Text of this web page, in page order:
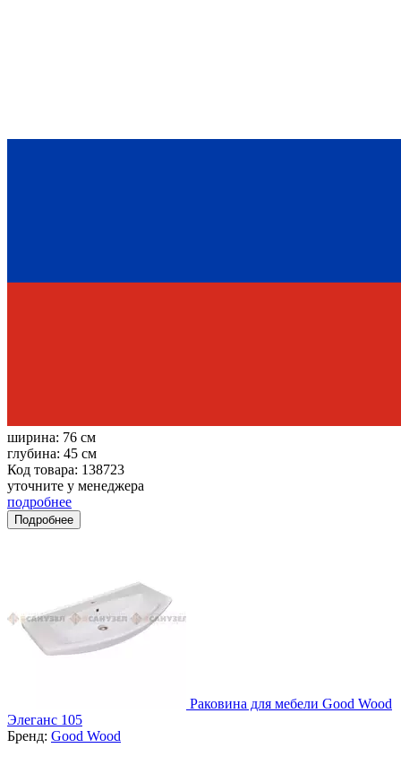
ширина: 76 см
глубина: 45 см
Код товара: 138723
уточните у менеджера
подробнее
Подробнее
Раковина для мебели Good Wood
Элеганс 105
Бренд: Good Wood